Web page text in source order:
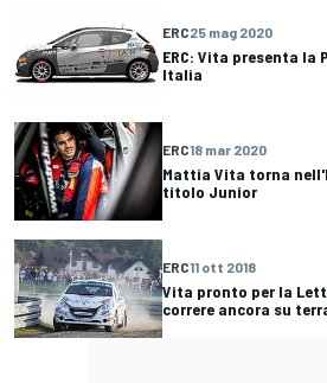
ERC25 mag 2020
ERC: Vita presenta la
Italia
ERC18 mar 2020
Mattia Vita torna
titolo Junior
ERC11 ott 2018
Vita pronto per la
correre ancora su